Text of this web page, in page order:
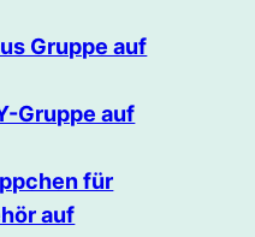
Gruppe auf
Gruppe auf
für
auf